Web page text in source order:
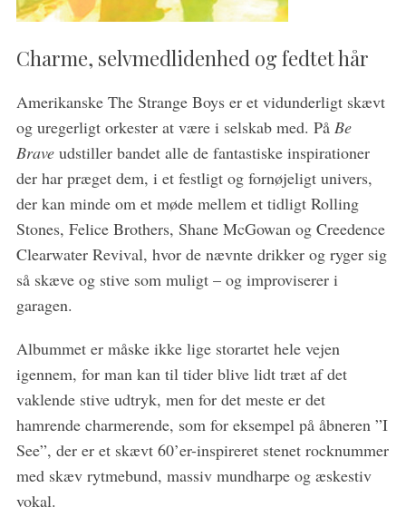
Charme, selvmedlidenhed og fedtet hår
Amerikanske The Strange Boys er et vidunderligt skævt
og uregerligt orkester at være i selskab med. På Be
Braveudstiller bandet alle de fantastiske inspirationer
der har præget dem, i et festligt og fornøjeligt univers,
der kan minde om et møde mellem et tidligt Rolling
Stones, Felice Brothers, Shane McGowan og Creedence
Clearwater Revival, hvor de nævnte drikker og ryger sig
så skæve og stive som muligt – og improviserer i
garagen.
Albummet er måske ikke lige storartet hele vejen
igennem, for man kan til tider blive lidt træt af det
vaklende stive udtryk, men for det meste er det
hamrende charmerende, som for eksempel på åbneren ”I
See”, der er et skævt 60’er-inspireret stenet rocknummer
med skæv rytmebund, massiv mundharpe og æskestiv
vokal.
S
a
r
c
: